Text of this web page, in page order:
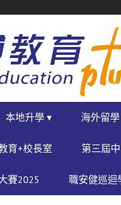
本地升學 ▾ 海外留學
育+校長室 第三屆
賽2025 職安健巡迴